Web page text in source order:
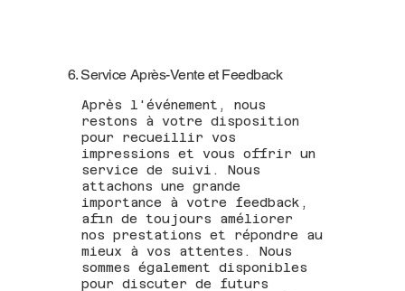
6. Service Après-Vente et Feedback
Après l'événement, nous
restons à votre disposition
pour recueillir vos
impressions et vous offrir un
service de suivi. Nous
attachons une grande
importance à votre feedback,
afin de toujours améliorer
nos prestations et répondre au
mieux à vos attentes. Nous
sommes également disponibles
pour discuter de futurs